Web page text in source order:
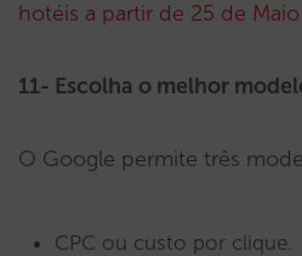
hotéis a partir de 25 de Maio
11- Escolha o melhor
O Google permite três
CPC ou custo por clique.